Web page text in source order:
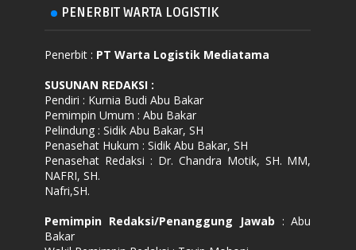
PENERBIT WARTA LOGISTIK
Penerbit : PT Warta Logistik Mediatama
SUSUNAN REDAKSI :
Pendiri : Kurnia Budi Abu Bakar
Pemimpin Umum : Abu Bakar
Pelindung : Sidik Abu Bakar, SH
Penasehat Hukum : Sidik Abu Bakar, SH
Penasehat Redaksi : Dr. Chandra Motik, SH. MM,
NAFRI, SH.
Nafri,SH.
Pemimpin Redaksi/Penanggung Jawab : Abu
Bakar